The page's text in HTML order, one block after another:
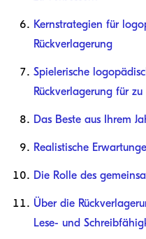
Kernstrategien für
Rückverlagerung
Spielerische
Rückverlagerung für zu
Das Beste aus Ihrem
Realistische
Die Rolle des
Über die
Lese- und